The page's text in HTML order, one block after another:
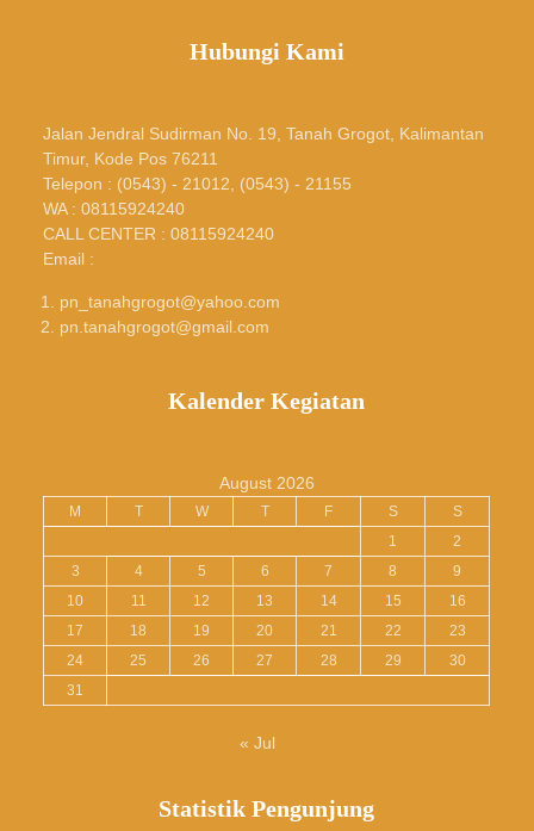
Hubungi Kami
Jalan Jendral Sudirman No. 19, Tanah Grogot, Kalimantan
Timur, Kode Pos 76211
Telepon : (0543) - 21012, (0543) - 21155
WA : 08115924240
CALL CENTER : 08115924240
Email :
pn_tanahgrogot@yahoo.com
pn.tanahgrogot@gmail.com
Kalender Kegiatan
August 2026
M T W T F S
S
1
2
3
4 5 6 7 8
9
10
11 12 13 14 15
16
17
18 19 20 21 22
23
24
25 26 27 28 29
30
31
« Jul
Statistik Pengunjung